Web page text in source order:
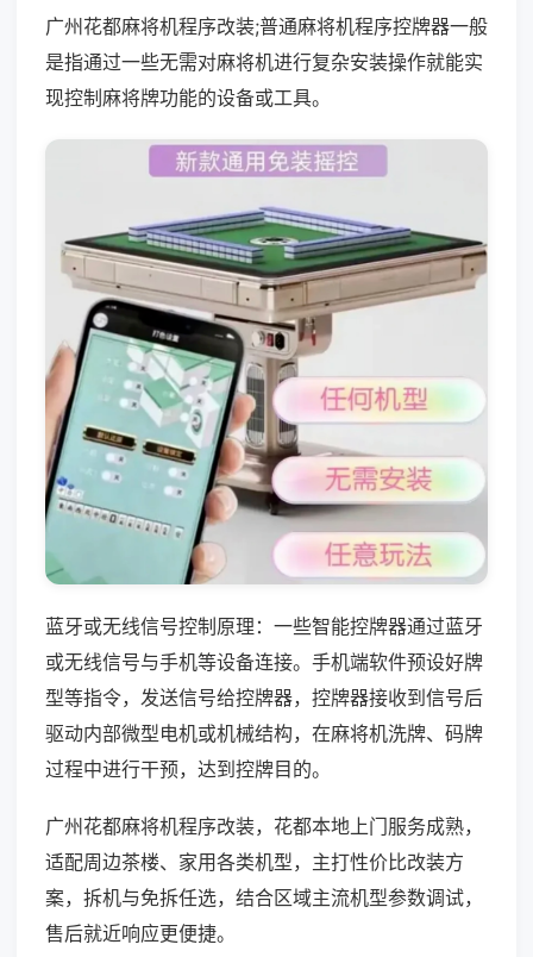
广州花都麻将机程序改装;普通麻将机程序控牌器一般
是指通过一些无需对麻将机进行复杂安装操作就能实
现控制麻将牌功能的设备或工具。
蓝牙或无线信号控制原理：一些智能控牌器通过蓝牙
或无线信号与手机等设备连接。手机端软件预设好牌
型等指令，发送信号给控牌器，控牌器接收到信号后
驱动内部微型电机或机械结构，在麻将机洗牌、码牌
过程中进行干预，达到控牌目的。
广州花都麻将机程序改装，花都本地上门服务成熟，
适配周边茶楼、家用各类机型，主打性价比改装方
案，拆机与免拆任选，结合区域主流机型参数调试，
售后就近响应更便捷。